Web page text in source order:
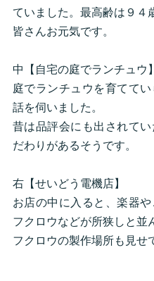
ていました。最高齢は９４
皆さんお元気です。
中【自宅の庭でランチュウ】
庭でランチュウを育てて
話を伺いました。
昔は品評会にも出されて
だわりがあるそうです。
右【せいどう電機店】
お店の中に入ると、楽器
フクロウなどが所狭しと並
フクロウの製作場所も見せ